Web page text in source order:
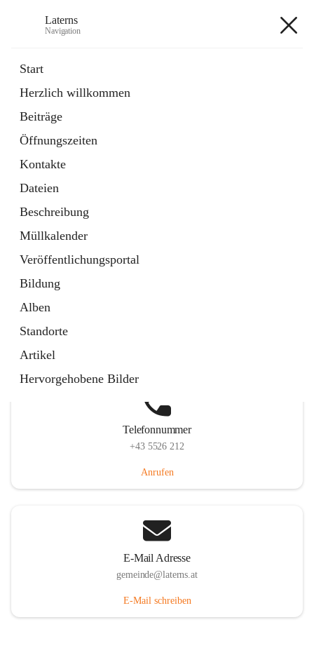
Laterns
Navigation
Start
Herzlich willkommen
Beiträge
Öffnungszeiten
Kontakte
Dateien
Beschreibung
Müllkalender
Veröffentlichungsportal
Bildung
Alben
Standorte
Artikel
Hervorgehobene Bilder
11 Schnellzugriffe
Soziales
1 Schnellzugriff
Telefonnummer
+43 5526 212
Anrufen
E-Mail Adresse
gemeinde@laterns.at
E-Mail schreiben